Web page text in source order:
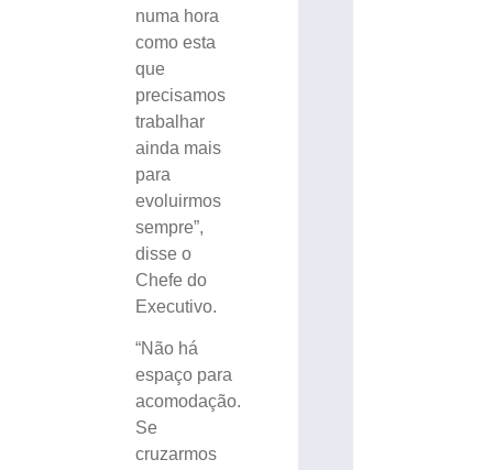
numa hora
como esta
que
precisamos
trabalhar
ainda mais
para
evoluirmos
sempre”,
disse o
Chefe do
Executivo.
“Não há
espaço para
acomodação.
Se
cruzarmos